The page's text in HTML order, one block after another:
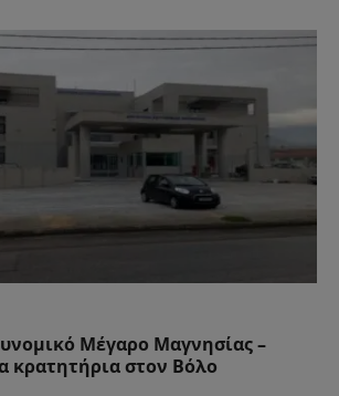
Μέγαρο Μαγνησίας –
κρατητήρια στον Βόλο